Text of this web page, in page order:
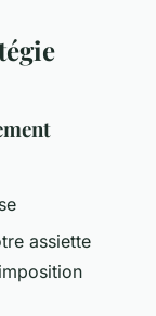
assiette